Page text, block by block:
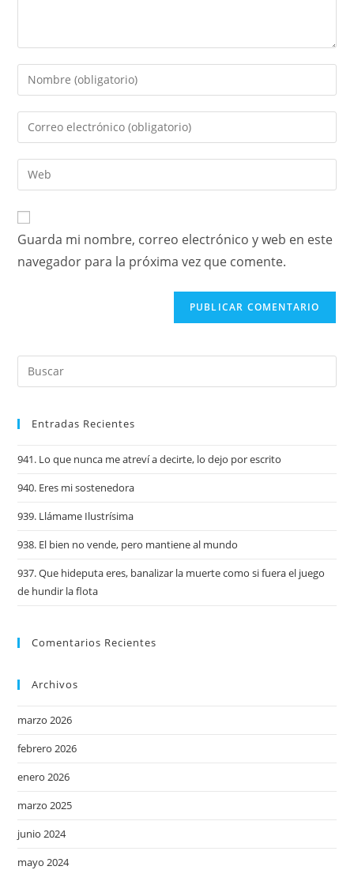
Guarda mi nombre, correo electrónico y web en este
navegador para la próxima vez que comente.
Entradas Recientes
941. Lo que nunca me atreví a decirte, lo dejo por escrito
940. Eres mi sostenedora
939. Llámame Ilustrísima
938. El bien no vende, pero mantiene al mundo
937. Que hideputa eres, banalizar la muerte como si fuera el juego
de hundir la flota
Comentarios Recientes
Archivos
marzo 2026
febrero 2026
enero 2026
marzo 2025
junio 2024
mayo 2024